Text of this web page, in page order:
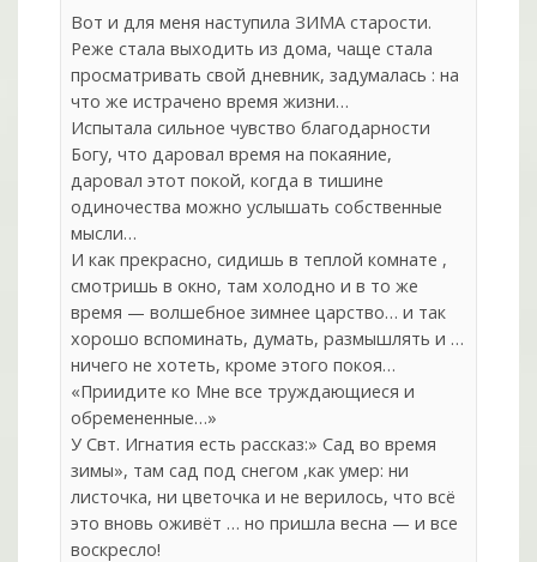
Вот и для меня наступила ЗИМА старости.
Реже стала выходить из дома, чаще стала
просматривать свой дневник, задумалась : на
что же истрачено время жизни…
Испытала сильное чувство благодарности
Богу, что даровал время на покаяние,
даровал этот покой, когда в тишине
одиночества можно услышать собственные
мысли…
И как прекрасно, сидишь в теплой комнате ,
смотришь в окно, там холодно и в то же
время — волшебное зимнее царство… и так
хорошо вспоминать, думать, размышлять и …
ничего не хотеть, кроме этого покоя…
«Приидите ко Мне все труждающиеся и
обремененные…»
У Свт. Игнатия есть рассказ:» Сад во время
зимы», там сад под снегом ,как умер: ни
листочка, ни цветочка и не верилось, что всё
это вновь оживёт … но пришла весна — и все
воскресло!